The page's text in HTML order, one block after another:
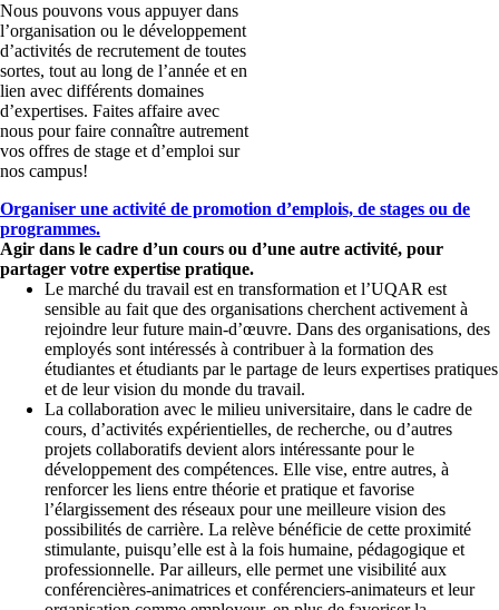
Nous pouvons vous appuyer dans
l’organisation ou le développement
d’activités de recrutement de toutes
sortes, tout au long de l’année et en
lien avec différents domaines
d’expertises. Faites affaire avec
nous pour faire connaître autrement
vos offres de stage et d’emploi sur
nos campus!
Organiser une activité de promotion d’emplois, de stages ou de
programmes.
Agir dans le cadre d’un cours ou d’une autre activité, pour
partager votre expertise pratique.
Le marché du travail est en transformation et l’UQAR est
sensible au fait que des organisations cherchent activement à
rejoindre leur future main-d’œuvre. Dans des organisations, des
employés sont intéressés à contribuer à la formation des
étudiantes et étudiants par le partage de leurs expertises pratiques
et de leur vision du monde du travail.
La collaboration avec le milieu universitaire, dans le cadre de
cours, d’activités expérientielles, de recherche, ou d’autres
projets collaboratifs devient alors intéressante pour le
développement des compétences. Elle vise, entre autres, à
renforcer les liens entre théorie et pratique et favorise
l’élargissement des réseaux pour une meilleure vision des
possibilités de carrière. La relève bénéficie de cette proximité
stimulante, puisqu’elle est à la fois humaine, pédagogique et
professionnelle. Par ailleurs, elle permet une visibilité aux
conférencières-animatrices et conférenciers-animateurs et leur